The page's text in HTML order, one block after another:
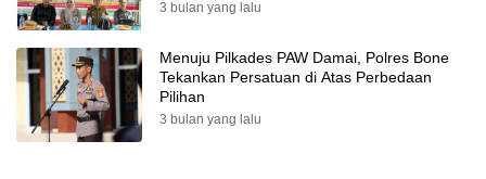
3 bulan yang lalu
Menuju Pilkades PAW Damai, Polres Bone
Tekankan Persatuan di Atas Perbedaan
Pilihan
3 bulan yang lalu